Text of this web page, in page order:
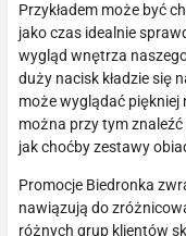
Przykładem może być
jako czas idealnie
wygląd wnętrza
duży nacisk kładzie się
może wyglądać piękniej
można przy tym
jak choćby zestawy
Promocje Biedronka
nawiązują do
różnych grup klientów